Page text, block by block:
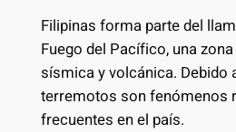
Filipinas forma parte del
Fuego del Pacífico, una
sísmica y volcánica. Debido
terremotos son fenómenos
frecuentes en el país.